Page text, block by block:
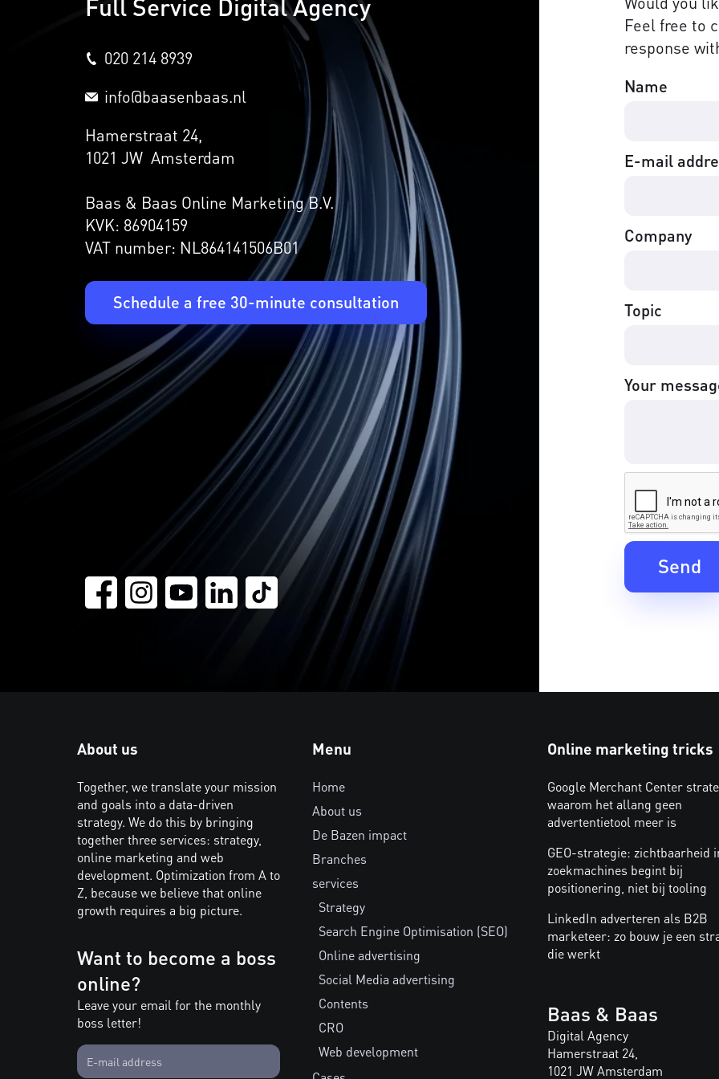
Full Service Digital Agency
020 214 8939
info@baasenbaas.nl
Hamerstraat 24,
1021 JW Amsterdam
Baas & Baas Online Marketing B.V.
KVK: 86904159
VAT number: NL864141506B01
Schedule a free 30-minute consultation
Feel free to
response
Name
E-mail
Company
Topic
Your
About us
Together, we translate your mission
and goals into a data-driven
strategy. We do this by bringing
together three services: strategy,
online marketing and web
development. Optimization from A to
Z, because we believe that online
growth requires a big picture.
Want to become a boss
online?
Leave your email for the monthly
boss letter!
Menu
Home
About us
De Bazen impact
Branches
services
Strategy
Search Engine Optimisation (SEO)
Online advertising
Social Media advertising
Contents
CRO
Web development
Online marketing tricks
Google Merchant Center
waarom het allang geen
advertentietool meer is
GEO-strategie: zichtbaarheid
zoekmachines begint bij
positionering, niet bij tooling
LinkedIn adverteren als B2B
marketeer: zo bouw je een
die werkt
Baas & Baas
Digital Agency
Hamerstraat 24,
1021 JW Amsterdam